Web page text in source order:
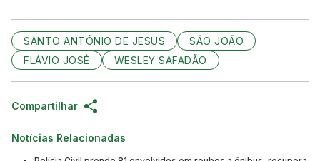
SANTO ANTÔNIO DE JESUS
SÃO JOÃO
FLÁVIO JOSÉ
WESLEY SAFADÃO
Compartilhar
Notícias Relacionadas